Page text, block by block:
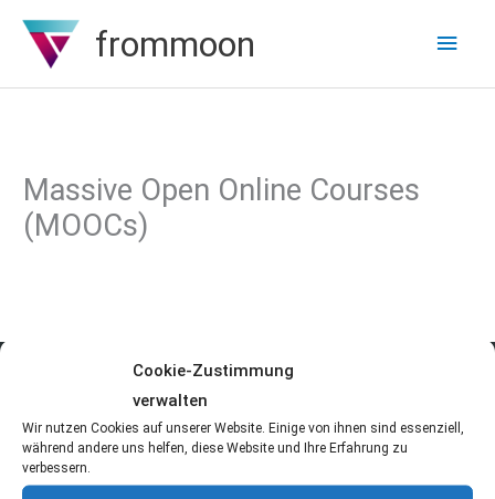
Cookie-Zustimmung
verwalten
Wir nutzen Cookies auf unserer Website. Einige von ihnen sind essenziell,
während andere uns helfen, diese Website und Ihre Erfahrung zu
verbessern.
Inhalt
springen
frommoon
Massive Open Online Courses
(MOOCs)
Impressum Datenschutz